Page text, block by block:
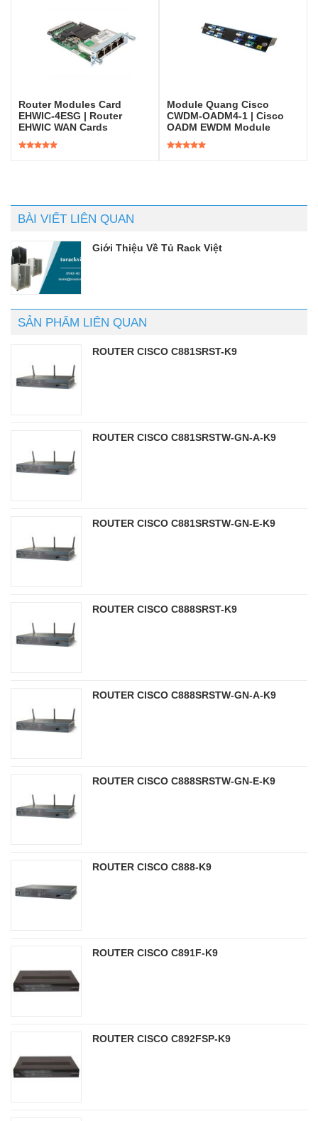
Router Modules Card
EHWIC-4ESG | Router
EHWIC WAN Cards
Module Quang Cisco
CWDM-OADM4-1 | Cisco
OADM EWDM Module
BÀI VIẾT LIÊN QUAN
Giới Thiệu Về Tủ Rack Việt
SẢN PHẨM LIÊN QUAN
ROUTER CISCO C881SRST-K9
ROUTER CISCO C881SRSTW-GN-A-K9
ROUTER CISCO C881SRSTW-GN-E-K9
ROUTER CISCO C888SRST-K9
ROUTER CISCO C888SRSTW-GN-A-K9
ROUTER CISCO C888SRSTW-GN-E-K9
ROUTER CISCO C888-K9
ROUTER CISCO C891F-K9
ROUTER CISCO C892FSP-K9